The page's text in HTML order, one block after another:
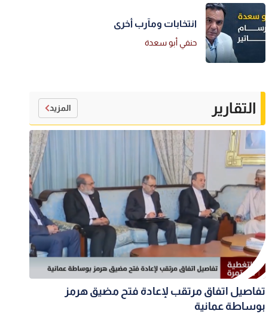
انتخابات ومآرب أخرى
حنفي أبو سعدة
التقارير المزيد
تفاصيل اتفاق مرتقب لإعادة فتح مضيق هرمز
بوساطة عمانية